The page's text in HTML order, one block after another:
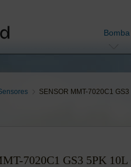
Bomba
SENSOR MMT-7020C1
7020C1 GS3 5PK 10L